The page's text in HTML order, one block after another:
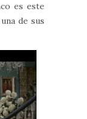
es este
de sus